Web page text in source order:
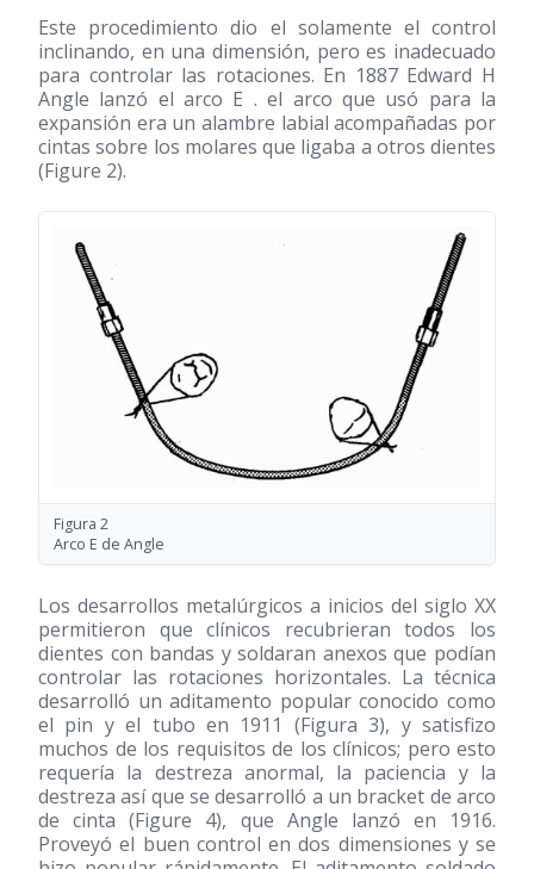
Este procedimiento dio el solamente el control
inclinando, en una dimensión, pero es inadecuado
para controlar las rotaciones. En 1887 Edward H
Angle lanzó el arco E . el arco que usó para la
expansión era un alambre labial acompañadas por
cintas sobre los molares que ligaba a otros dientes
(Figure 2).
Figura 2
Arco E de Angle
Los desarrollos metalúrgicos a inicios del siglo XX
permitieron que clínicos recubrieran todos los
dientes con bandas y soldaran anexos que podían
controlar las rotaciones horizontales. La técnica
desarrolló un aditamento popular conocido como
el pin y el tubo en 1911 (Figura 3), y satisfizo
muchos de los requisitos de los clínicos; pero esto
requería la destreza anormal, la paciencia y la
destreza así que se desarrolló a un bracket de arco
de cinta (Figure 4), que Angle lanzó en 1916.
Proveyó el buen control en dos dimensiones y se